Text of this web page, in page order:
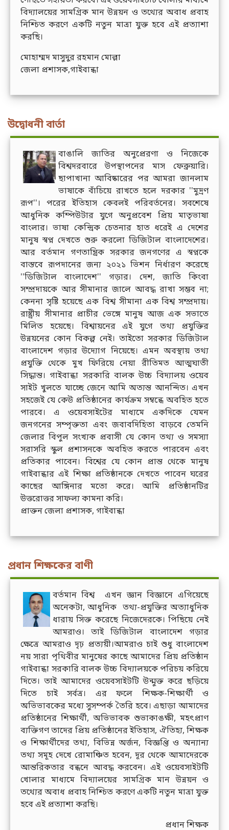
বিদ্যালয়ের সামগ্রিক মান উন্নয়ন ও তথ্যের অবাধ প্রবাহ
নিশ্চিত করণে একটি নতুন মাত্রা যুক্ত হবে এই প্রত্যাশা
করছি।
মোহাম্মদ মাসুদুর রহমান মোল্লা
জেলা প্রশাসক,গাইবান্ধা
উদ্বোধনী বার্তা
বাঙালি জাতির অনুপ্রেরণা ও নিজেকে
বিশ্বদরবারে উপস্থাপনের মাস ফেব্রুয়ারি।
ছাপাখানা আবিষ্কারের পর আমরা জানলাম
ভাষাকে বাঁচিয়ে রাখতে হলে দরকার ''মুদ্রণ
রূপ''। পরের ইতিহাস কেবলই পরিবর্তনের। সবশেষে
আধুনিক কম্পিউটার যুগে অনুপ্রবেশ প্রিয় মাতৃভাষা
বাংলার। ভাষা কেন্দ্রিক চেতনার হাত ধরেই এ দেশের
মানুষ স্বপ্ন দেখতে শুরু করলো ডিজিটাল বাংলাদেশের।
আর বর্তমান গণতান্ত্রিক সরকার জনগণের এ স্বপ্নকে
বাস্তবে রূপদানের জন্য ২০২১ ভিশন নির্ধারণ করেছে
''ডিজিটাল বাংলাদেশ'' গড়ার। দেশ, জাতি কিংবা
সম্প্রদায়কে আর সীমানার জালে আবদ্ধ রাখা সম্ভব না;
কেননা সৃষ্টি হয়েছে এক বিশ্ব সীমানা এক বিশ্ব সম্প্রদায়।
রাষ্ট্রীয় সীমানার প্রাচীর ভেঙ্গে মানুষ আজ এক সভাতে
মিলিত হয়েছে। বিশ্বায়নের এই যুগে তথ্য প্রযুক্তির
উন্নয়নের কোন বিকল্প নেই। তাইতো সরকার ডিজিটাল
বাংলাদেশ গড়ার উদ্যোগ নিয়েছে। এমন অবস্থায় তথ্য
প্রযুক্তি থেকে মুখ ফিরিয়ে নেয়া রীতিমত আত্মঘাতী
সিদ্ধান্ত। গাইবান্ধা সরকারি বালক উচ্চ বিদ্যালয় ওয়েব
সাইট খুলতে যাচ্ছে জেনে আমি অত্যন্ত আনন্দিত। এখন
সহজেই যে কেউ প্রতিষ্ঠানের কার্যক্রম সম্বন্ধে অবহিত হতে
পারবে। এ ওয়েবসাইটের মাধ্যমে একদিকে যেমন
জনগনের সম্পৃক্ততা এবং জবাবদিহিতা বাড়বে তেমনি
জেলার বিপুল সংখ্যক প্রবাসী যে কোন তথ্য ও সমস্যা
সরাসরি স্কুল প্রশাসনকে অবহিত করতে পারবেন এবং
প্রতিকার পাবেন। বিশ্বের যে কোন প্রান্ত থেকে মানুষ
গাইবান্ধার এই শিক্ষা প্রতিষ্ঠানকে দেখতে পাবেন ঘরের
কাছের আঙ্গিনার মতো করে। আমি প্রতিষ্ঠানটির
উত্তরোত্তর সাফল্য কামনা করি।
প্রাক্তন জেলা প্রশাসক, গাইবান্ধা
প্রধান শিক্ষকের বাণী
বর্তমান বিশ্ব এখন জ্ঞান বিজ্ঞানে এগিয়েছে
অনেকটা, আধুনিক তথ্য-প্রযুক্তির অত্যাধুনিক
ধারায় সিক্ত করেছে নিজেদেরকে। পিছিয়ে নেই
আমরাও। তাই ডিজিটাল বাংলাদেশ গড়ার
ক্ষেত্রে আমরাও দৃঢ় প্রত্যয়ী।আমরাও চাই শুধু বাংলাদেশ
নয় সারা পৃথিবীর মানুষের কাছে আমাদের প্রিয় প্রতিষ্ঠান
গাইবান্ধা সরকারি বালক উচ্চ বিদ্যালয়কে পরিচয় করিয়ে
দিতে। তাই আমাদের ওয়েবসাইটটি উন্মুক্ত করে ছড়িয়ে
দিতে চাই সর্বত্র। এর ফলে শিক্ষক-শিক্ষার্থী ও
অভিভাবকের মধ্যে সুসম্পর্ক তৈরি হবে। এছাড়া আমাদের
প্রতিষ্ঠানের শিক্ষার্থী, অভিভাবক শুভাকাঙক্ষী, মহৎপ্রাণ
ব্যক্তিগণ তাদের প্রিয় প্রতিষ্ঠানের ইতিহাস, ঐতিহ্য, শিক্ষক
ও শিক্ষার্থীদের তথ্য, বিভিন্ন অর্জন, বিজ্ঞপ্তি ও অন্যান্য
তথ্য সমূহ দেখে রোমাঞ্চিত হবেন, দূর থেকে আমাদেরকে
আন্তরিকতার বন্ধনে আবদ্ধ করবেন। এই ওয়েবসাইটটি
খোলার মাধ্যমে বিদ্যালয়ের সামগ্রিক মান উন্নয়ন ও
তথ্যের অবাধ প্রবাহ নিশ্চিত করণে একটি নতুন মাত্রা যুক্ত
হবে এই প্রত্যাশা করছি।
প্রধান শিক্ষক